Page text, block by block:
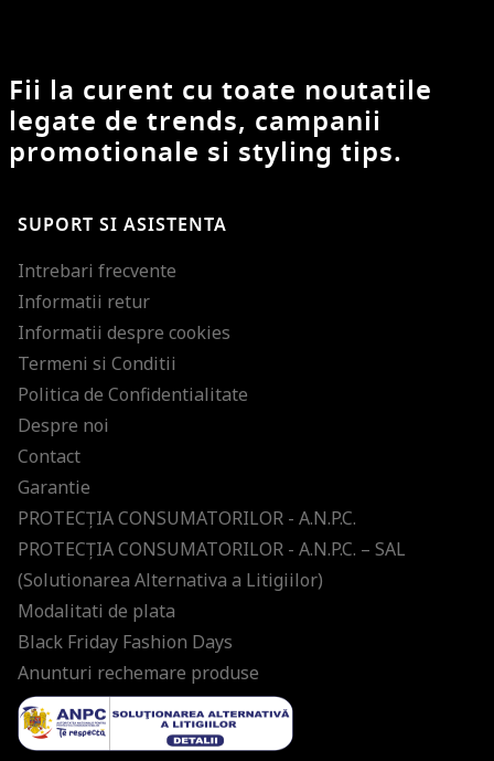
Fii la curent cu toate noutatile
legate de trends, campanii
promotionale si styling tips.
SUPORT SI ASISTENTA
Intrebari frecvente
Informatii retur
Informatii despre cookies
Termeni si Conditii
Politica de Confidentialitate
Despre noi
Contact
Garantie
PROTECŢIA CONSUMATORILOR - A.N.P.C.
PROTECŢIA CONSUMATORILOR - A.N.P.C. – SAL
(Solutionarea Alternativa a Litigiilor)
Modalitati de plata
Black Friday Fashion Days
Anunturi rechemare produse